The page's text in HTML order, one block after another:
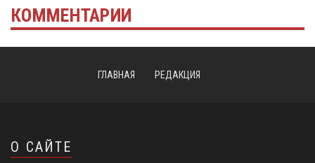
КОММЕНТАРИИ
ГЛАВНАЯ РЕДАКЦИЯ
О САЙТЕ